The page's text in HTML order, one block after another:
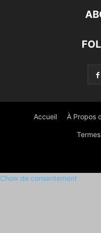
Accueil À Propos
Choix de consentement